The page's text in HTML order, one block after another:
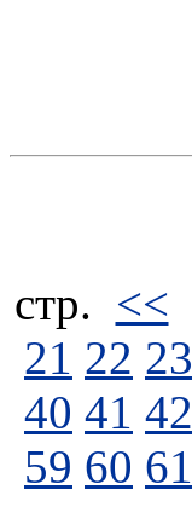
стp. <<
21 22 23
40 41 42
59 60 61